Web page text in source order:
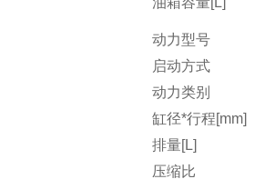
动力型号
启动方式
动力类别
缸径*行程[mm]
排量[L]
压缩比